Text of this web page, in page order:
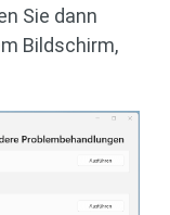
Sie dann
Bildschirm,